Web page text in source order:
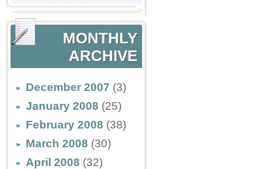
MONTHLY
ARCHIVE
December 2007 (3)
January 2008 (25)
February 2008 (38)
March 2008 (30)
April 2008 (32)